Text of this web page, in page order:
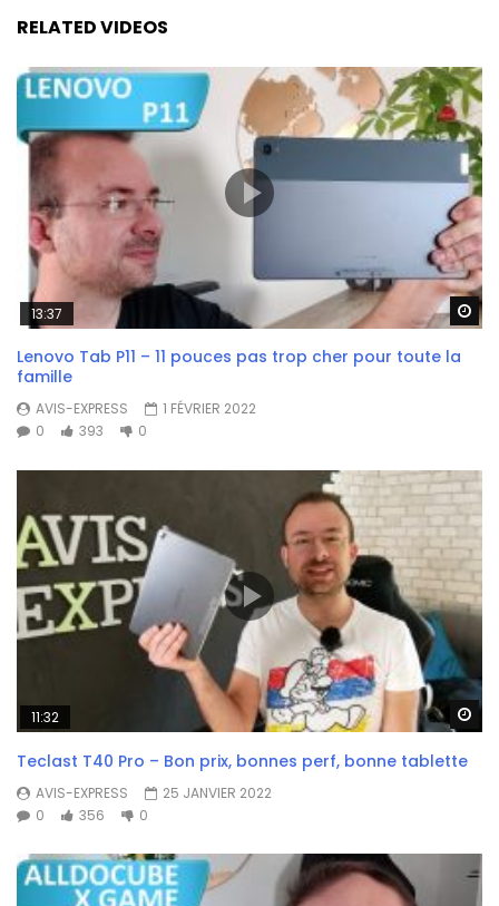
RELATED VIDEOS
13:37
Lenovo Tab P11 – 11 pouces pas trop cher pour toute la
famille
AVIS-EXPRESS
1 FÉVRIER 2022
0
393 0
11:32
Teclast T40 Pro – Bon prix, bonnes perf, bonne tablette
AVIS-EXPRESS
25 JANVIER 2022
0
356 0